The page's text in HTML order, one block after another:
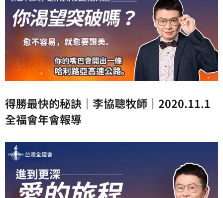
得勝最快的秘訣｜李協聰牧師｜2020.11.1
全福會年會報導